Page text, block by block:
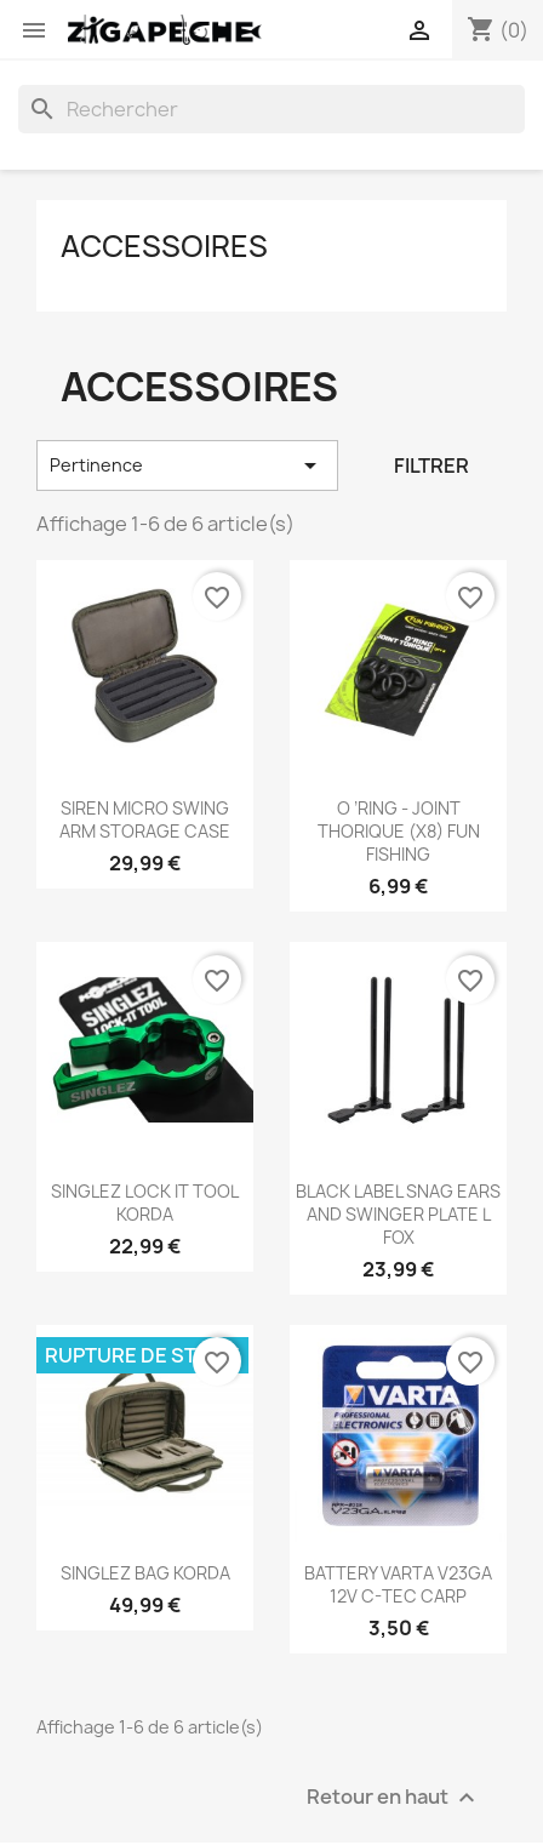
 shopping_cart (0)

search
ACCESSOIRES
ACCESSOIRES
Pertinence  FILTRER
Affichage 1-6 de 6 article(s)
Aperçu rapide
SIREN MICRO SWING
ARM STORAGE CASE
29,99 €
favorite_border
Aperçu rapide
O ’RING - JOINT
THORIQUE (X8) FUN
FISHING
6,99 €
favorite_border
Aperçu rapide
SINGLEZ LOCK IT TOOL
KORDA
22,99 €
favorite_border
Aperçu rapide
BLACK LABEL SNAG EARS
AND SWINGER PLATE L
FOX
23,99 €
favorite_border
Aperçu rapide
SINGLEZ BAG KORDA
49,99 €
RUPTURE DE STOCK
favorite_border
Aperçu rapide
BATTERY VARTA V23GA
12V C-TEC CARP
3,50 €
favorite_border
Affichage 1-6 de 6 article(s)
Retour en haut 